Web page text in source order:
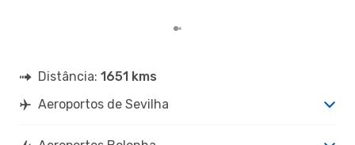
Distância: 1651 kms
Aeroportos de Sevilha